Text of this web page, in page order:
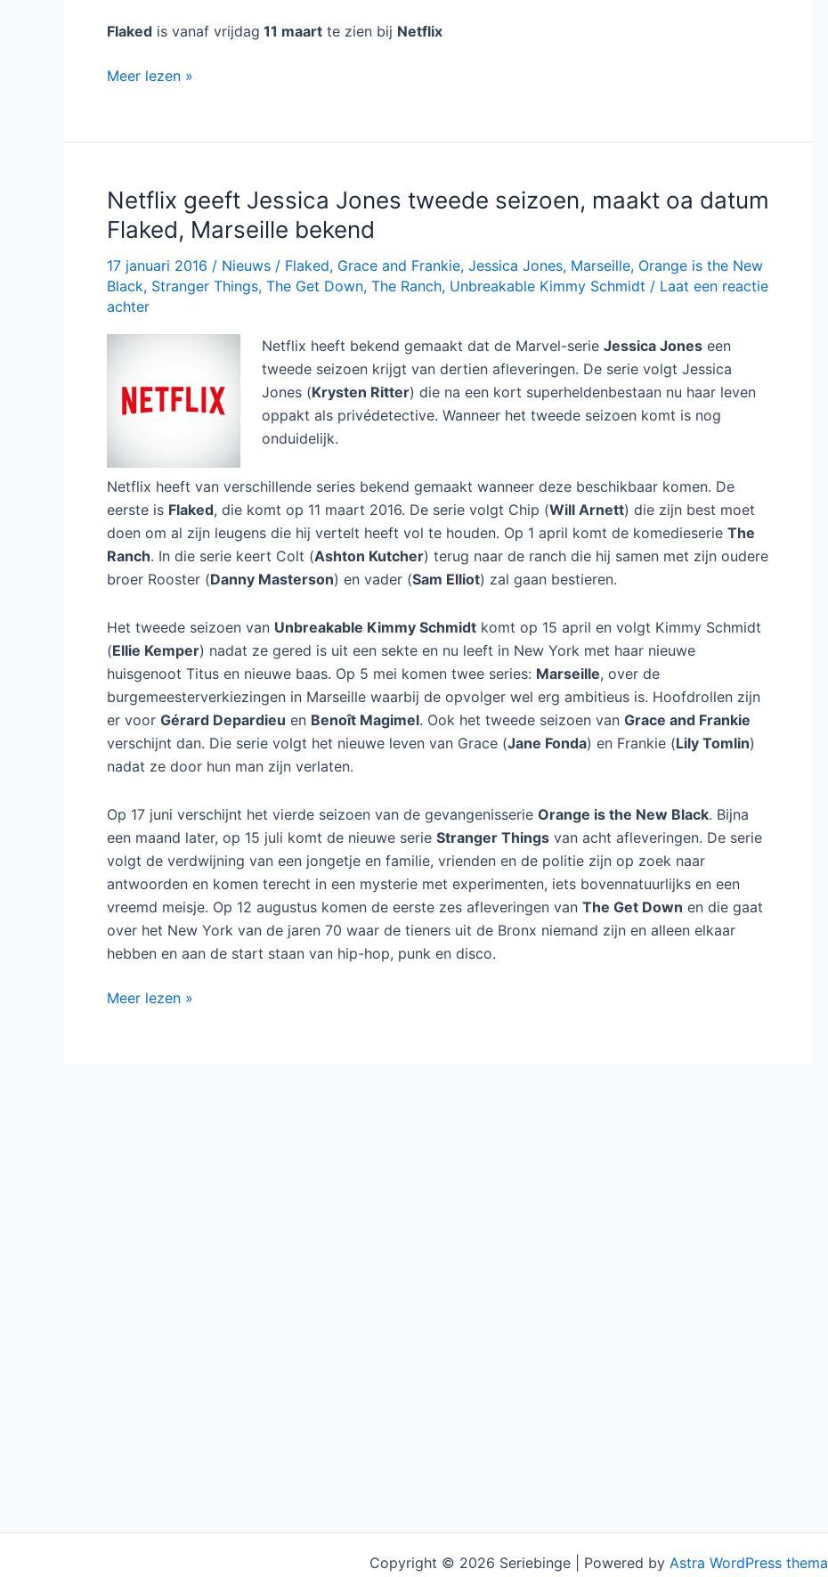
Flaked is vanaf vrijdag 11 maart te zien bij Netflix
Komisch
te
bij
Netflix
Meer lezen »
Netflix geeft Jessica Jones tweede seizoen, maakt oa datum
Flaked, Marseille bekend
17 januari 2016 / Nieuws / Flaked, Grace and Frankie, Jessica Jones, Marseille, Orange is the New
Black, Stranger Things, The Get Down, The Ranch, Unbreakable Kimmy Schmidt / Laat een reactie
achter
Netflix heeft bekend gemaakt dat de Marvel-serie Jessica Jones een
tweede seizoen krijgt van dertien afleveringen. De serie volgt Jessica
Jones (Krysten Ritter) die na een kort superheldenbestaan nu haar leven
oppakt als privédetective. Wanneer het tweede seizoen komt is nog
onduidelijk.
Netflix heeft van verschillende series bekend gemaakt wanneer deze beschikbaar komen. De
eerste is Flaked, die komt op 11 maart 2016. De serie volgt Chip (Will Arnett) die zijn best moet
doen om al zijn leugens die hij vertelt heeft vol te houden. Op 1 april komt de komedieserie The
Ranch. In die serie keert Colt (Ashton Kutcher) terug naar de ranch die hij samen met zijn oudere
broer Rooster (Danny Masterson) en vader (Sam Elliot) zal gaan bestieren.
Het tweede seizoen van Unbreakable Kimmy Schmidt komt op 15 april en volgt Kimmy Schmidt
(Ellie Kemper) nadat ze gered is uit een sekte en nu leeft in New York met haar nieuwe
huisgenoot Titus en nieuwe baas. Op 5 mei komen twee series: Marseille, over de
burgemeesterverkiezingen in Marseille waarbij de opvolger wel erg ambitieus is. Hoofdrollen zijn
er voor Gérard Depardieu en Benoît Magimel. Ook het tweede seizoen van Grace and Frankie
verschijnt dan. Die serie volgt het nieuwe leven van Grace (Jane Fonda) en Frankie (Lily Tomlin)
nadat ze door hun man zijn verlaten.
Op 17 juni verschijnt het vierde seizoen van de gevangenisserie Orange is the New Black. Bijna
een maand later, op 15 juli komt de nieuwe serie Stranger Things van acht afleveringen. De serie
volgt de verdwijning van een jongetje en familie, vrienden en de politie zijn op zoek naar
antwoorden en komen terecht in een mysterie met experimenten, iets bovennatuurlijks en een
vreemd meisje. Op 12 augustus komen de eerste zes afleveringen van The Get Down en die gaat
over het New York van de jaren 70 waar de tieners uit de Bronx niemand zijn en alleen elkaar
hebben en aan de start staan van hip-hop, punk en disco.
Netflix
Meer lezen »
Copyright © 2026 Seriebinge | Powered by Astra WordPress thema